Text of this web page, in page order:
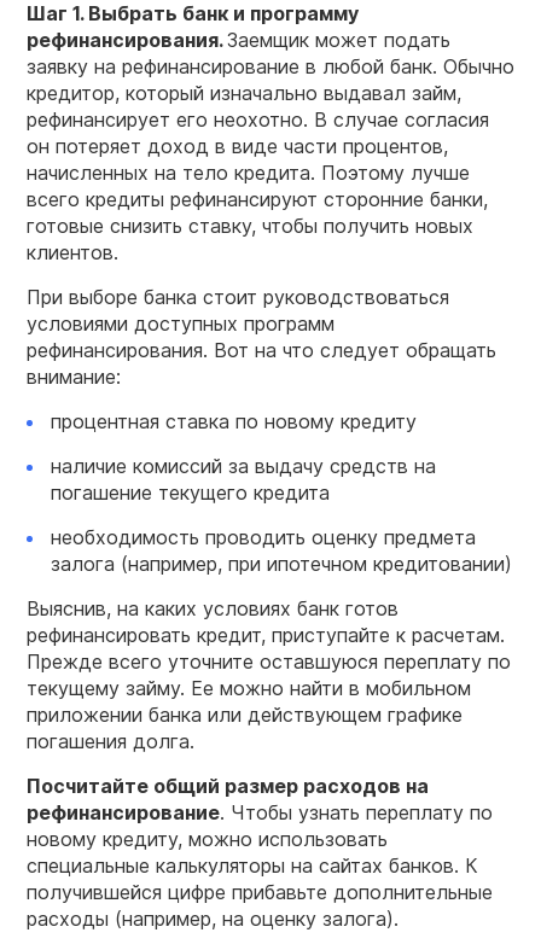
Шаг 1. Выбрать банк и программу
рефинансирования.Заемщик может подать
заявку на рефинансирование в любой банк. Обычно
кредитор, который изначально выдавал займ,
рефинансирует его неохотно. В случае согласия
он потеряет доход в виде части процентов,
начисленных на тело кредита. Поэтому лучше
всего кредиты рефинансируют сторонние банки,
готовые снизить ставку, чтобы получить новых
клиентов.
При выборе банка стоит руководствоваться
условиями доступных программ
рефинансирования. Вот на что следует обращать
внимание:
процентная ставка по новому кредиту
наличие комиссий за выдачу средств на
погашение текущего кредита
необходимость проводить оценку предмета
залога (например, при ипотечном кредитовании)
Выяснив, на каких условиях банк готов
рефинансировать кредит, приступайте к расчетам.
Прежде всего уточните оставшуюся переплату по
текущему займу. Ее можно найти в мобильном
приложении банка или действующем графике
погашения долга.
Посчитайте общий размер расходов на
рефинансирование. Чтобы узнать переплату по
новому кредиту, можно использовать
специальные калькуляторы на сайтах банков. К
получившейся цифре прибавьте дополнительные
расходы (например, на оценку залога).